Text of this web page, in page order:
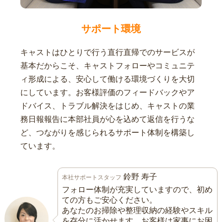
サポート環境
キャストはひとりで行う直行直帰でのサービスが
基本だからこそ、キャストフォローやコミュニテ
ィ形成による、安心して働ける環境づくりを大切
にしています。お客様評価のフィードバックやア
ドバイス、トラブル解決をはじめ、キャストの業
務日報報告に本部社員が心を込めて返信を行うな
ど、つながりを感じられるサポート体制を構築し
ています。
本社サポートスタッフ 鈴野 寿子
フォロー体制が充実していますので、初め
ての方もご安心ください。
あなたのお掃除や整理収納の経験やスキル